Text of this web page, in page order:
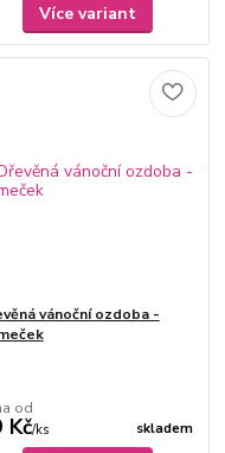
Více variant
vánoční ozdoba -
od
Kč/ks skladem